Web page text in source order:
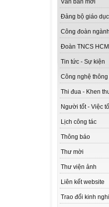
Văn bản mới
Đảng bộ giáo dục
Công đoàn ngành
Đoàn TNCS HCM
Tin tức - Sự kiện
Công nghệ thông
Thi đua - Khen
Người tốt - Việc
Lịch công tác
Thông báo
Thư mời
Thư viện ảnh
Liên kết website
Trao đổi kinh